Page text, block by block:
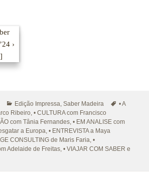
Categorias
Edição Impressa ,Saber Madeira Etiquetas
• A
Ribeiro ,• CULTURA com Francisco
com Tânia Fernandes ,• EM ANALISE com
a Europa ,• ENTREVISTA a Maya
CONSULTING de Maris Faria ,•
Adelaide de Freitas ,• VIAJAR COM SABER e